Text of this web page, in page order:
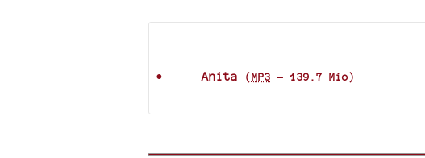
Anita (MP3 - 139.7 Mio)